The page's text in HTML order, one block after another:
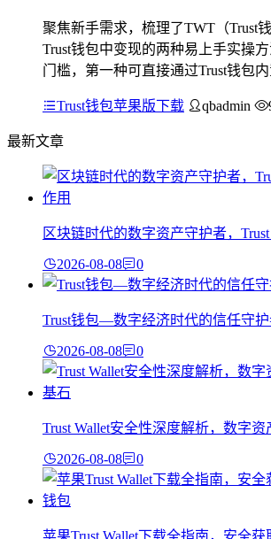
聚焦新手需求，梳理了TWT（Trust
Trust钱包中变现的两种易上手实操
门槛，第一种可直接通过Trust钱包
Trust钱包苹果版下载 qbadmin
最新文章
区块链时代的数字资产守护者，Trust
2026-08-08 0
Trust钱包—数字经济时代的信任守
2026-08-08 0
Trust Wallet安全性深度解析，数字资
2026-08-08 0
苹果Trust Wallet下载全指南，安全获